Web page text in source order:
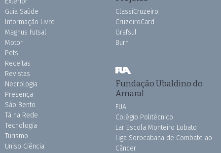
Guia Saúde
Informação Livre
Magnus Futsal
Motor
Pets
Receitas
Revistas
Necrologia
Presença
São Bento
Tá na Rede
Tecnologia
Turismo
Uniso Ciência
ClassiCruzeiro
CruzeiroCard
Grafsul
Burh
Fundação Ubaldino do
Amaral
FUA
Colégio Politécnico
Lar Escola Monteiro Lobato
Liga Sorocabana de Combate ao
Câncer